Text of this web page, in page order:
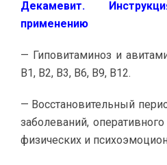
Декамевит.
применению
— Гиповитаминоз и
В1, В2, В3, В6, В9, В12.
— Восстановительный
заболеваний,
физических и